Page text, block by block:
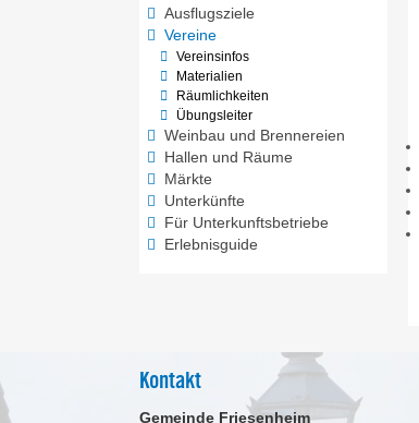
Ausflugsziele
Vereine
Vereinsinfos
Materialien
Räumlichkeiten
Übungsleiter
Weinbau und Brennereien
Hallen und Räume
Märkte
Unterkünfte
Für Unterkunftsbetriebe
Erlebnisguide
Kontakt
Gemeinde Friesenheim